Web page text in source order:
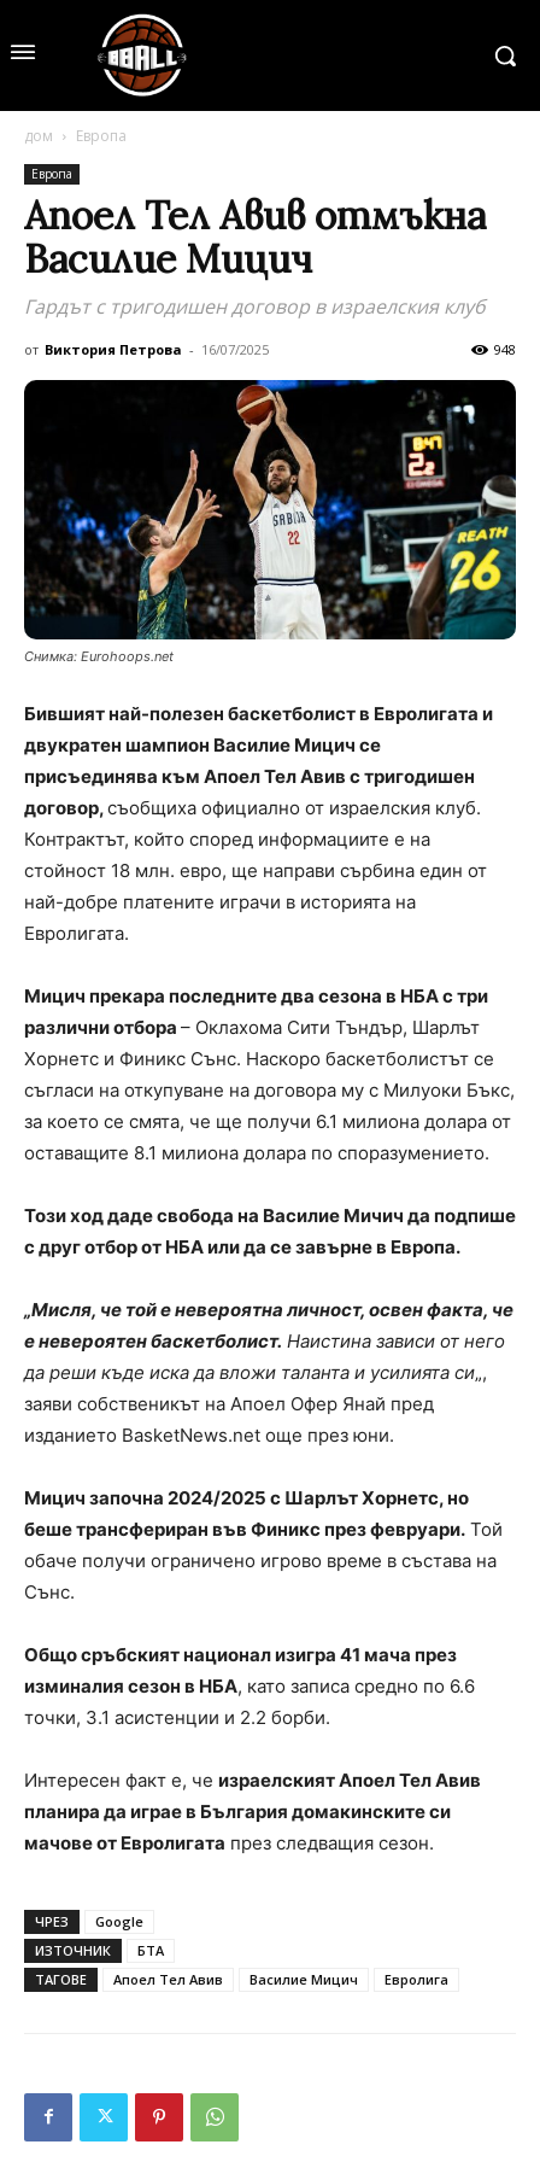
дом Европа
Европа
Aпоел Тел Авив отмъкна
Василие Мицич
Гардът с тригодишен договор в израелския клуб
от Виктория Петрова - 16/07/2025 948
Снимка: Eurohoops.net
Бившият най-полезен баскетболист в Евролигата и
двукратен шампион Василие Мицич се
присъединява към Апоел Тел Авив с тригодишен
договор,съобщиха официално от израелския клуб.
Контрактът, който според информациите е на
стойност 18 млн. евро, ще направи сърбина един от
най-добре платените играчи в историята на
Евролигата.
Мицич прекара последните два сезона в НБА с три
различни отбора – Оклахома Сити Тъндър, Шарлът
Хорнетс и Финикс Сънс. Наскоро баскетболистът се
съгласи на откупуване на договора му с Милуоки Бъкс,
за което се смята, че ще получи 6.1 милиона долара от
оставащите 8.1 милиона долара по споразумението.
Този ход даде свобода на Василие Мичич да подпише
с друг отбор от НБА или да се завърне в Европа.
„Мисля, че той е невероятна личност, освен факта, че
е невероятен баскетболист. Наистина зависи от него
да реши къде иска да вложи таланта и усилията си„,
заяви собственикът на Апоел Офер Янай пред
изданието BasketNews.net още през юни.
Мицич започна 2024/2025 с Шарлът Хорнетс, но
беше трансфериран във Финикс през февруари. Той
обаче получи ограничено игрово време в състава на
Сънс.
Общо сръбският национал изигра 41 мача през
изминалия сезон в НБА, като записа средно по 6.6
точки, 3.1 асистенции и 2.2 борби.
Интересен факт е, че израелският Апоел Тел Авив
планира да играе в България домакинските си
мачове от Евролигата през следващия сезон.
ЧРЕЗ
Google
ИЗТОЧНИК
БТА
ТАГОВЕ
Апоел Тел Авив Василие Мицич Евролига